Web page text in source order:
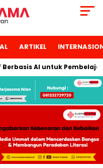
ARTIKEL
AI untuk